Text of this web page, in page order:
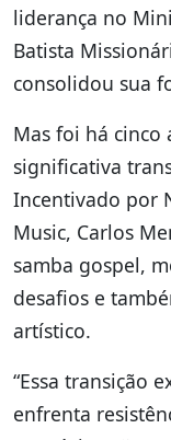
liderança no
Batista
consolidou sua
Mas foi há cinco
significativa
Incentivado por
Music, Carlos
samba gospel,
desafios e
artístico.
“Essa transição
enfrenta